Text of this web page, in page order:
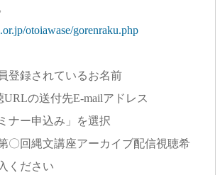
otoiawase/gorenraku.php
登録されているお名前
の送付先E-mailアドレス
ナー申込み」を選択
〇回縄文講座アーカイブ配信視聴希
ください